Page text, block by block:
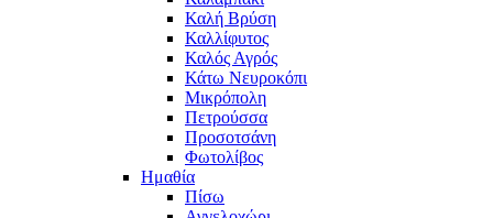
Καλή Βρύση
Καλλίφυτος
Καλός Αγρός
Κάτω Νευροκόπι
Μικρόπολη
Πετρούσσα
Προσοτσάνη
Φωτολίβος
Ημαθία
Πίσω